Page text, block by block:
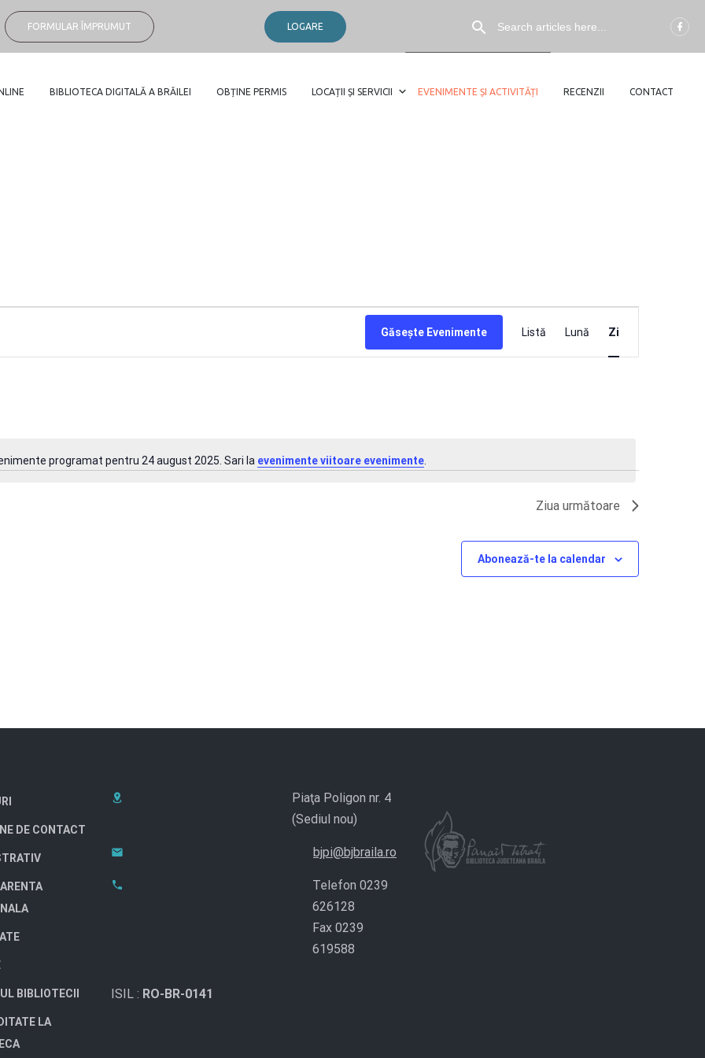
FORMULAR ÎMPRUMUT LOGARE
BIBLIOTECA DIGITALĂ A BRĂILEI OBȚINE PERMIS LOCAȚII ȘI SERVICII EVENIMENTE ȘI ACTIVITĂȚI RECENZII CONTACT
Notificare
programat pentru 24 august 2025. Sari la evenimente viitoare evenimente.
Găsește Evenimente
ÎN
Listă Lună Zi
Ziua următoare
Abonează-te la calendar
DE CONTACT
BIBLIOTECII
LA
Piaţa Poligon nr. 4
(Sediul nou)
bjpi@bjbraila.ro
Telefon 0239
626128
Fax 0239
619588
ISIL : RO-BR-0141